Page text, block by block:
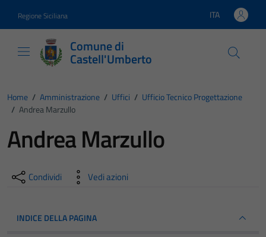
Regione Siciliana Lingua attiva:
ITA
Comune di
Castell'Umberto
Home / Amministrazione / Uffici / Ufficio Tecnico Progettazione
/ Andrea Marzullo
Andrea Marzullo
Condividi Vedi azioni
INDICE DELLA PAGINA